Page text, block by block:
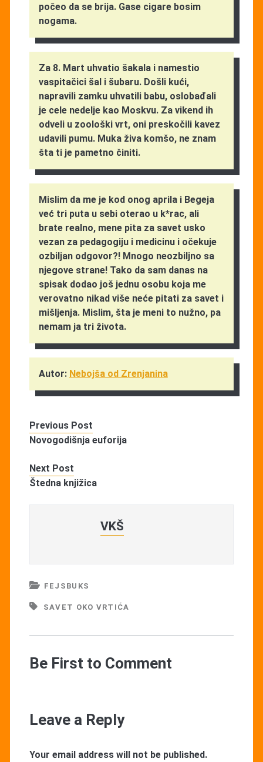
počeo da se brija. Gase cigare bosim
nogama.
Za 8. Mart uhvatio šakala i namestio
vaspitačici šal i šubaru. Došli kući,
napravili zamku uhvatili babu, oslobađali
je cele nedelje kao Moskvu. Za vikend ih
odveli u zoološki vrt, oni preskočili kavez
udavili pumu. Muka živa komšo, ne znam
šta ti je pametno činiti.
Mislim da me je kod onog aprila i Begeja
već tri puta u sebi oterao u k*rac, ali
brate realno, mene pita za savet usko
vezan za pedagogiju i medicinu i očekuje
ozbiljan odgovor?! Mnogo neozbiljno sa
njegove strane! Tako da sam danas na
spisak dodao još jednu osobu koja me
verovatno nikad više neće pitati za savet i
mišljenja. Mislim, šta je meni to nužno, pa
nemam ja tri života.
Autor: Nebojša od Zrenjanina
Previous Post
Novogodišnja euforija
Next Post
Štedna knjižica
VKŠ
FEJSBUKS
SAVET OKO VRTIĆA
Be First to Comment
Leave a Reply
Your email address will not be published.